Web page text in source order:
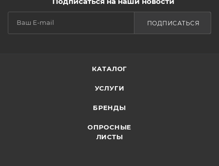
ПОДПИСАТЬСЯ
КАТАЛОГ
УСЛУГИ
БРЕНДЫ
ОПРОСНЫЕ
ЛИСТЫ